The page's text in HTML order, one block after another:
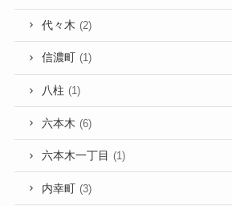
代々木 (2)
信濃町 (1)
八柱 (1)
六本木 (6)
六本木一丁目 (1)
内幸町 (3)